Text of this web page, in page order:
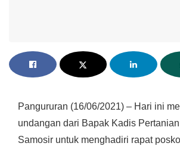
Pangururan (16/06/2021) – Hari ini
undangan dari Bapak Kadis
Samosir untuk menghadiri rapat